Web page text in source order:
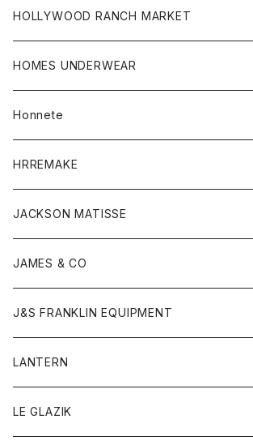
シャツ
カーディガン
ボトム
グッズ
帽子
ストール
HOLLYWOOD RANCH MARKET
アウター
カーディガン
コート
フリース
アクセサリー
ウォレット
ストール
マフラー
キッズ
Tシャツ
グッズ
アンダーウェア
靴
トップス
カーディガン
ジャケット
ボトム
オーバーオール
ショートパンツ
レディース
アウター
HOMES UNDERWEAR
アウター
カーディガン
コート
キッズ
Tシャツ
ロンパース
グッズ
靴
ストール
トップス
カットソー
シャツ
ボトム
オーバーオール
ショートパンツ
レディース
オーバーオール
ワンピース
Honnete
ブラウス
ワンピース
HRREMAKE
バック
キッズ
トレーナー
トップス
Gジャケット
スウェット
帽子
JACKSON MATISSE
Tシャツ
帽子
JAMES & CO
ボトム
J&S FRANKLIN EQUIPMENT
アウター
LANTERN
アウター
LE GLAZIK